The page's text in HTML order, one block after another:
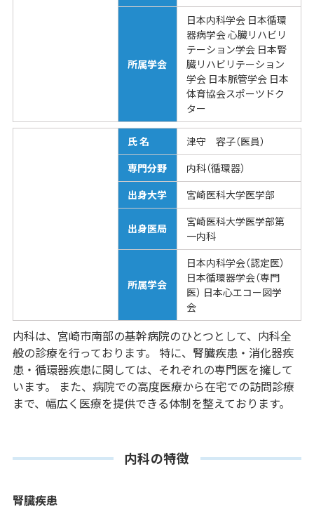
所属学会
日本内科学会 日本循環
器病学会 心臓リハビリ
テーション学会 日本腎
臓リハビリテーション
学会 日本脈管学会 日本
体育協会スポーツドク
ター
氏 名
津守 容子（医員）
専門分野
内科（循環器）
出身大学
宮崎医科大学医学部
出身医局
宮崎医科大学医学部第
一内科
所属学会
日本内科学会（認定医）
日本循環器学会（専門
医） 日本心エコー図学
会
内科は、宮崎市南部の基幹病院のひとつとして、内科全
般の診療を行っております。 特に、腎臓疾患・消化器疾
患・循環器疾患に関しては、それぞれの専門医を擁して
います。 また、病院での高度医療から在宅での訪問診療
まで、幅広く医療を提供できる体制を整えております。
内科の特徴
腎臓疾患